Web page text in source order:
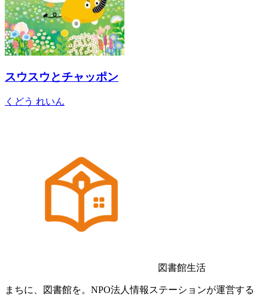
スウスウとチャッポン
くどう れいん
図書館生活
まちに、図書館を。NPO法人情報ステーションが運営する